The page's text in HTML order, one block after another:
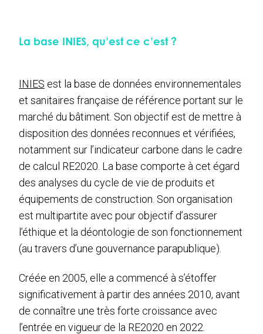
La base INIES, qu’est ce c’est ?
INIES est la base de données environnementales
et sanitaires française de référence portant sur le
marché du bâtiment. Son objectif est de mettre à
disposition des données reconnues et vérifiées,
notamment sur l’indicateur carbone dans le cadre
de calcul RE2020. La base comporte à cet égard
des analyses du cycle de vie de produits et
équipements de construction. Son organisation
est multipartite avec pour objectif d’assurer
l’éthique et la déontologie de son fonctionnement
(au travers d’une gouvernance parapublique).
Créée en 2005, elle a commencé à s’étoffer
significativement à partir des années 2010, avant
de connaître une très forte croissance avec
l’entrée en vigueur de la RE2020 en 2022.